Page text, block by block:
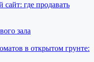
где продавать
зала
в открытом грунте: